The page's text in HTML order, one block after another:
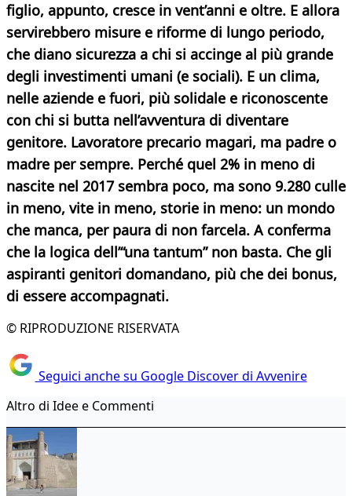
figlio, appunto, cresce in vent’anni e oltre. E allora
servirebbero misure e riforme di lungo periodo,
che diano sicurezza a chi si accinge al più grande
degli investimenti umani (e sociali). E un clima,
nelle aziende e fuori, più solidale e riconoscente
con chi si butta nell’avventura di diventare
genitore. Lavoratore precario magari, ma padre o
madre per sempre. Perché quel 2% in meno di
nascite nel 2017 sembra poco, ma sono 9.280 culle
in meno, vite in meno, storie in meno: un mondo
che manca, per paura di non farcela. A conferma
che la logica dell’“una tantum” non basta. Che gli
aspiranti genitori domandano, più che dei bonus,
di essere accompagnati.
© RIPRODUZIONE RISERVATA
Seguici anche su Google Discover di Avvenire
Altro di Idee e Commenti